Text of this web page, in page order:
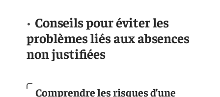
Conseils pour éviter les
problèmes liés aux absences
non justifiées
Comprendre les risques d’une